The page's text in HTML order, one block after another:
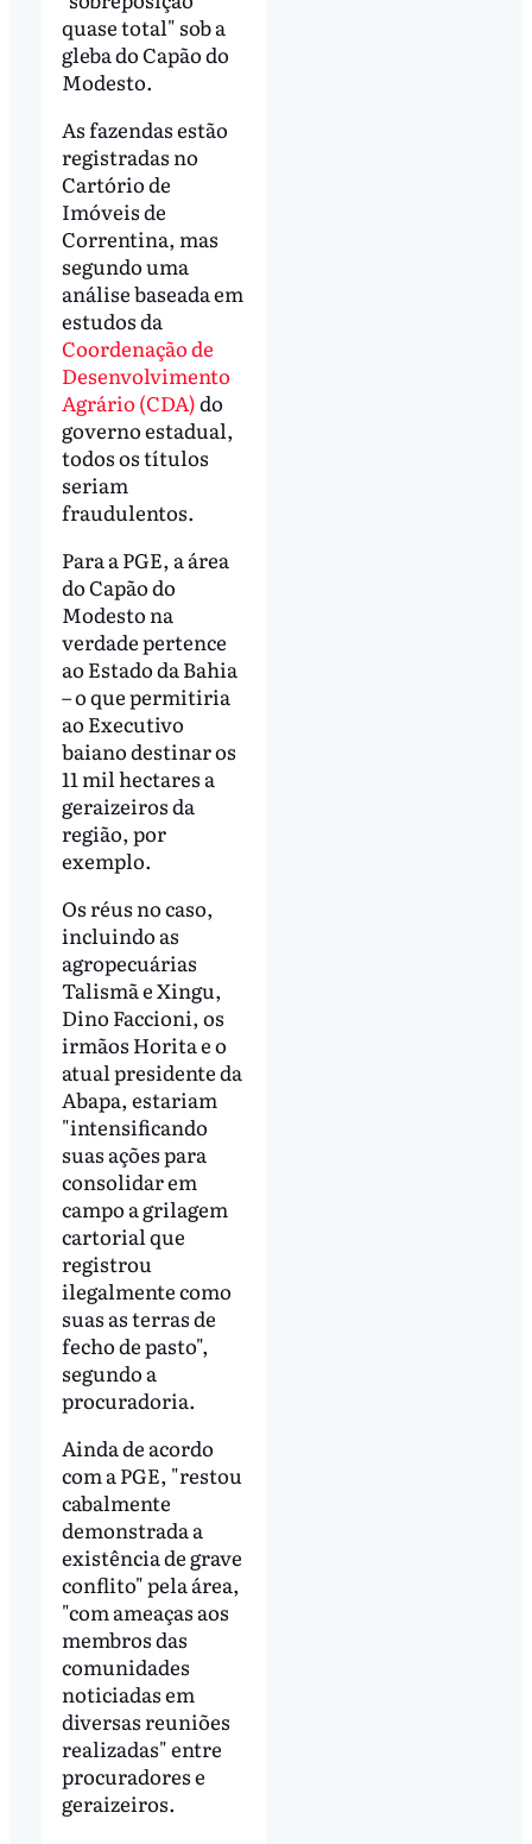
quase total" sob a
gleba do Capão do
Modesto.
As fazendas estão
registradas no
Cartório de
Imóveis de
Correntina, mas
segundo uma
análise baseada em
estudos da
Coordenação de
Desenvolvimento
Agrário (CDA)do
governo estadual,
todos os títulos
seriam
fraudulentos.
Para a PGE, a área
do Capão do
Modesto na
verdade pertence
ao Estado da Bahia
– o que permitiria
ao Executivo
baiano destinar os
11 mil hectares a
geraizeiros da
região, por
exemplo.
Os réus no caso,
incluindo as
agropecuárias
Talismã e Xingu,
Dino Faccioni, os
irmãos Horita e o
atual presidente da
Abapa, estariam
"intensificando
suas ações para
consolidar em
campo a grilagem
cartorial que
registrou
ilegalmente como
suas as terras de
fecho de pasto",
segundo a
procuradoria.
Ainda de acordo
com a PGE, "restou
cabalmente
demonstrada a
existência de grave
conflito" pela área,
"com ameaças aos
membros das
comunidades
noticiadas em
diversas reuniões
realizadas" entre
procuradores e
geraizeiros.